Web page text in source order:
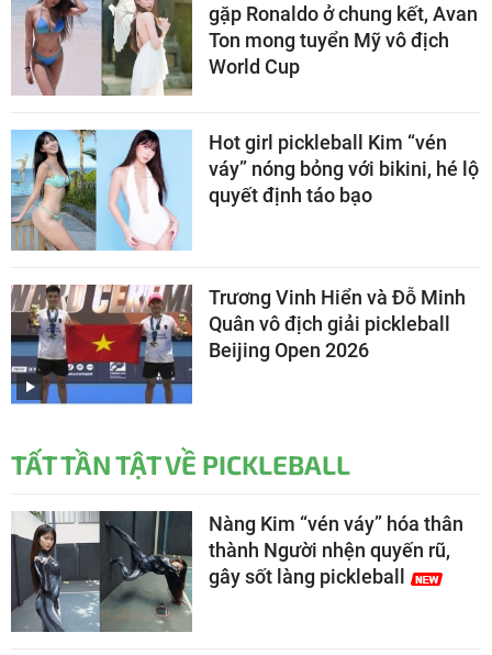
gặp Ronaldo ở chung kết, Avan
Ton mong tuyển Mỹ vô địch
World Cup
Hot girl pickleball Kim “vén
váy” nóng bỏng với bikini, hé lộ
quyết định táo bạo
Trương Vinh Hiển và Đỗ Minh
Quân vô địch giải pickleball
Beijing Open 2026
TẤT TẦN TẬT VỀ PICKLEBALL
Nàng Kim “vén váy” hóa thân
thành Người nhện quyến rũ,
gây sốt làng pickleball